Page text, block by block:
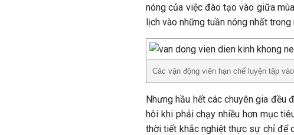
nóng của việc đào tạo vào giữa
lịch vào những tuần nóng nhất trong
Các vận động viên hạn chế luyện tập
Nhưng hầu hết các chuyên gia đều
hôi khi phải chạy nhiều hơn mục
thời tiết khắc nghiệt thực sự chỉ để